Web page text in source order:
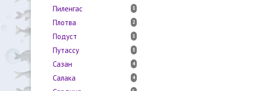
Пиленгас 3
Плотва 2
Подуст 1
Путассу 3
Сазан 4
Салака 4